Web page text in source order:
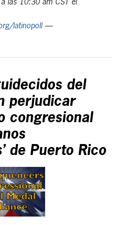
las 10:30 am CST el
latinopoll—
del
perjudicar
congresional
de Puerto Rico